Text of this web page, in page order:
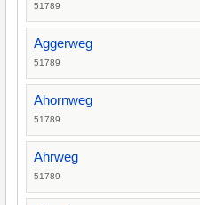
51789
Aggerweg
51789
Ahornweg
51789
Ahrweg
51789